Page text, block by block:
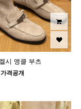
시 앵클 부츠
격공개